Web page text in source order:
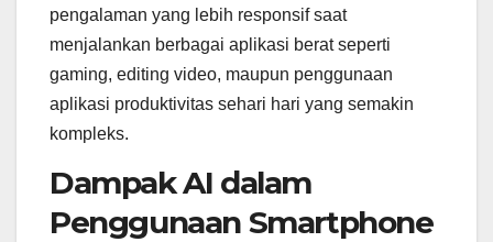
pengalaman yang lebih responsif saat
menjalankan berbagai aplikasi berat seperti
gaming, editing video, maupun penggunaan
aplikasi produktivitas sehari hari yang semakin
kompleks.
Dampak AI dalam
Penggunaan Smartphone